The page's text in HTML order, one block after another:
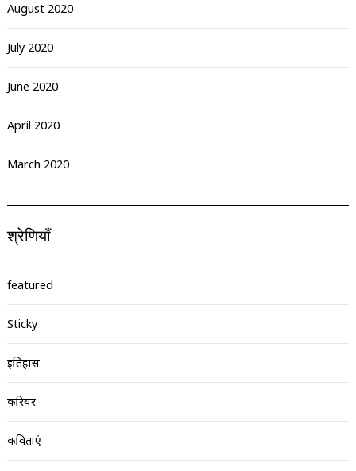
August 2020
July 2020
June 2020
April 2020
March 2020
श्रेणियाँ
featured
Sticky
इतिहास
करियर
कविताएं